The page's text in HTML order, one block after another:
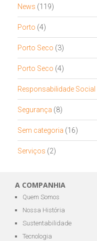
News (119)
Porto (4)
Porto Seco (3)
Porto Seco (4)
Responsabilidade Social
Segurança (8)
Sem categoria (16)
Serviços (2)
A COMPANHIA
Quem Somos
Nossa História
Sustentabilidade
Tecnologia